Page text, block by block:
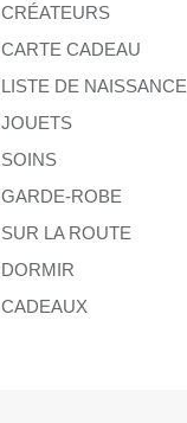
CRÉATEURS
CARTE CADEAU
LISTE DE NAISSANCE
JOUETS
SOINS
GARDE-ROBE
SUR LA ROUTE
DORMIR
CADEAUX